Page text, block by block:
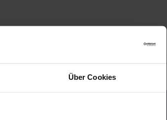
Über Cookies